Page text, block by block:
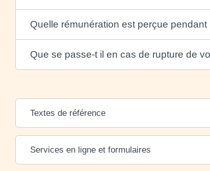
Quelle rémunération est perçue
Que se passe-t il en cas de rupture de
Textes de référence
Services en ligne et formulaires